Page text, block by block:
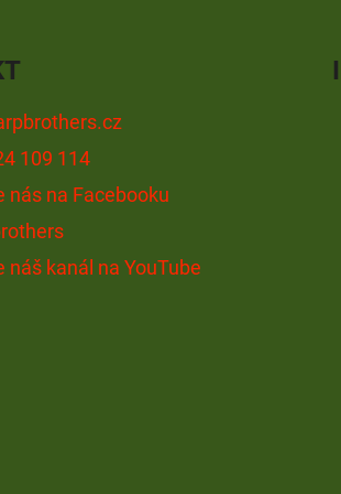
109 114
nás na Facebooku
náš kanál na YouTube